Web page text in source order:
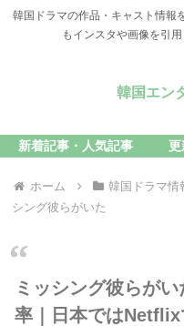
韓国ドラマの作品・キャスト情報
もインスタや画像を引
韓国エン
新着記事・人気記事 更
ホーム 韓国ドラマ情
シング彼らがいた
ミッシング彼らが
率｜日本ではNetflix